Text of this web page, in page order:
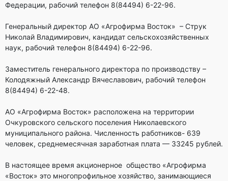
Федерации, рабочий телефон 8(84494) 6-22-96.
Генеральный директор АО «Агрофирма Восток» – Струк
Николай Владимирович, кандидат сельскохозяйственных
наук, рабочий телефон 8(84494) 6-22-96.
Заместитель генерального директора по производству –
Колодяжный Александр Вячеславович, рабочий телефон
8(84494) 6-22-48.
АО «Агрофирма Восток» расположена на территории
Очкуровского сельского поселения Николаевского
муниципального района. Численность работников- 639
человек, среднемесячная заработная плата — 33245 рублей.
В настоящее время акционерное общество «Агрофирма
«Восток» это многопрофильное хозяйство, занимающиеся